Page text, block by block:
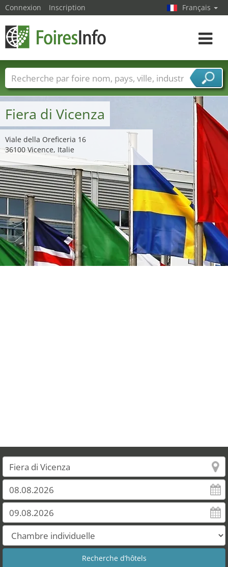
Fiera di Vicenza
Viale della Oreficeria 16
36100 Vicence, Italie
Connexion Inscription Français
Toggle
Foire noms Pays Villes
Secteurs de foire
Secteurs du fournisseur de services